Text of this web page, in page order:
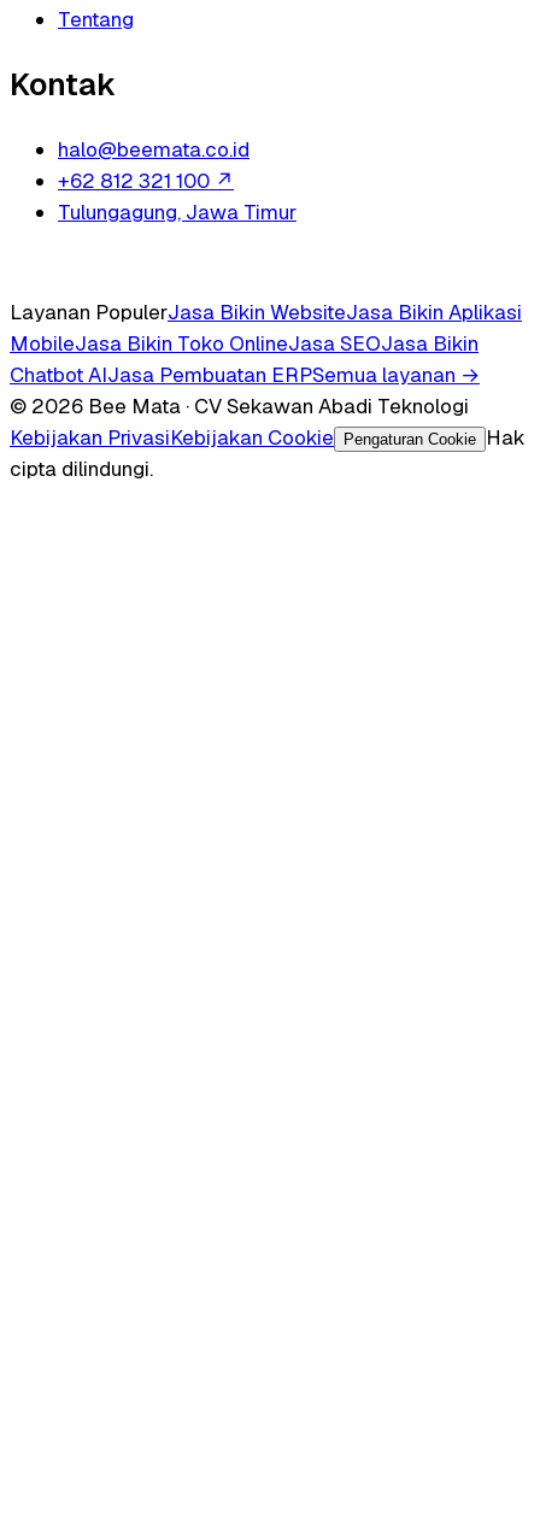
Tentang
Kontak
halo@beemata.co.id
+62 812 321 100 ↗
Tulungagung, Jawa Timur
Layanan PopulerJasa Bikin WebsiteJasa Bikin Aplikasi
MobileJasa Bikin Toko OnlineJasa SEOJasa Bikin
Chatbot AIJasa Pembuatan ERPSemua layanan →
© 2026 Bee Mata · CV Sekawan Abadi Teknologi
Kebijakan PrivasiKebijakan Cookie Pengaturan Cookie
Hak
cipta dilindungi.